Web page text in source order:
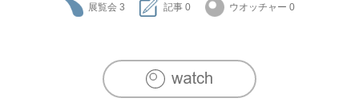
展覧会 3 記事 0 ウオッチャー 0